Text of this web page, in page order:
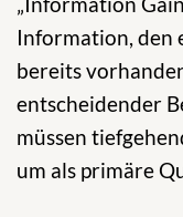
Information, den
bereits
entscheidender
müssen
um als primäre